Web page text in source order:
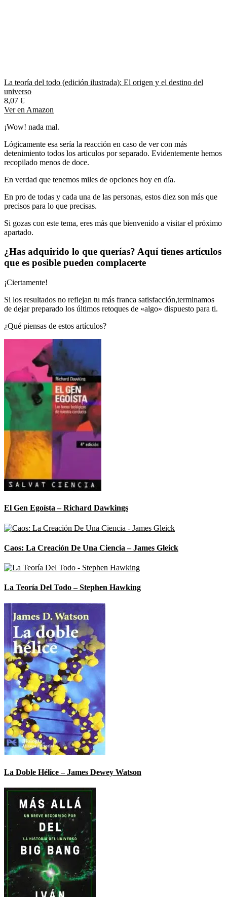
La teoría del todo (edición ilustrada): El origen y el destino del
universo
8,07 €
Ver en Amazon
¡Wow! nada mal.
Lógicamente esa sería la reacción en caso de ver con más
detenimiento todos los articulos por separado. Evidentemente hemos
recopilado menos de doce.
En verdad que tenemos miles de opciones hoy en día.
En pro de todas y cada una de las personas, estos diez son más que
precisos para lo que precisas.
Si gozas con este tema, eres más que bienvenido a visitar el próximo
apartado.
¿Has adquirido lo que querías? Aquí tienes artículos
que es posible pueden complacerte
¡Ciertamente!
Si los resultados no reflejan tu más franca satisfacción,terminamos
de dejar preparado los últimos retoques de «algo» dispuesto para ti.
¿Qué piensas de estos artículos?
El Gen Egoísta – Richard Dawkings
Caos: La Creación De Una Ciencia – James Gleick
La Teoría Del Todo – Stephen Hawking
La Doble Hélice – James Dewey Watson